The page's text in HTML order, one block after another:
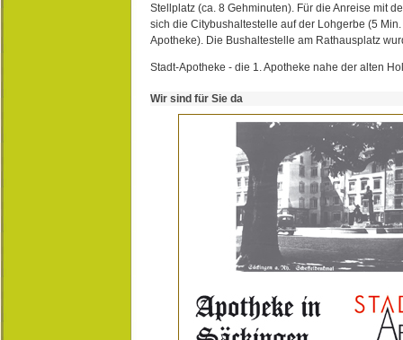
Stellplatz (ca. 8 Gehminuten). Für die Anreise mit
sich die Citybushaltestelle auf der Lohgerbe (5
Apotheke). Die Bushaltestelle am Rathausplatz
Stadt-Apotheke - die 1. Apotheke nahe der alten
Wir sind für Sie da